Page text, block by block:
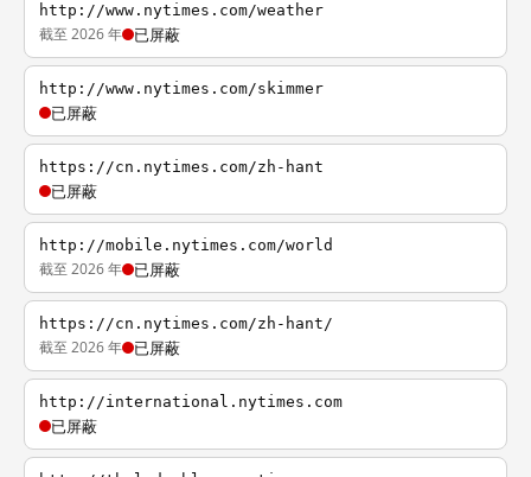
http://www.nytimes.com/weather
截至 2026 年 已屏蔽
http://www.nytimes.com/skimmer
已屏蔽
https://cn.nytimes.com/zh-hant
已屏蔽
http://mobile.nytimes.com/world
截至 2026 年 已屏蔽
https://cn.nytimes.com/zh-hant/
截至 2026 年 已屏蔽
http://international.nytimes.com
已屏蔽